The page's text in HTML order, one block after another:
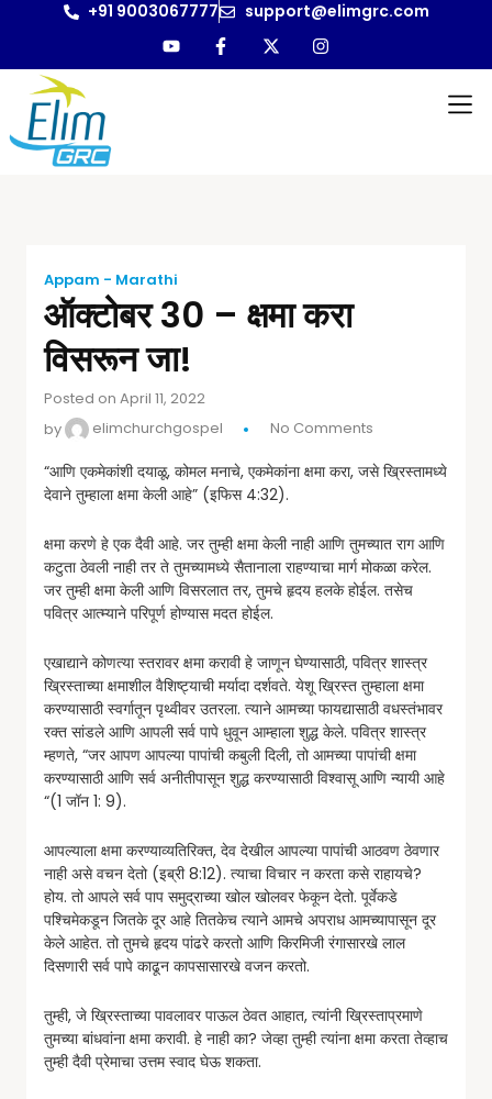
+91 9003067777 support@elimgrc.com
Appam - Marathi
ऑक्टोबर 30 – क्षमा करा
विसरून जा!
Posted on April 11, 2022
by
elimchurchgospel No Comments
“आणि एकमेकांशी दयाळू, कोमल मनाचे, एकमेकांना क्षमा करा, जसे ख्रिस्तामध्ये
देवाने तुम्हाला क्षमा केली आहे” (इफिस 4:32).
क्षमा करणे हे एक दैवी आहे. जर तुम्ही क्षमा केली नाही आणि तुमच्यात राग आणि
कटुता ठेवली नाही तर ते तुमच्यामध्ये सैतानाला राहण्याचा मार्ग मोकळा करेल.
जर तुम्ही क्षमा केली आणि विसरलात तर, तुमचे हृदय हलके होईल. तसेच
पवित्र आत्म्याने परिपूर्ण होण्यास मदत होईल.
एखाद्याने कोणत्या स्तरावर क्षमा करावी हे जाणून घेण्यासाठी, पवित्र शास्त्र
ख्रिस्ताच्या क्षमाशील वैशिष्ट्याची मर्यादा दर्शवते. येशू ख्रिस्त तुम्हाला क्षमा
करण्यासाठी स्वर्गातून पृथ्वीवर उतरला. त्याने आमच्या फायद्यासाठी वधस्तंभावर
रक्त सांडले आणि आपली सर्व पापे धुवून आम्हाला शुद्ध केले. पवित्र शास्त्र
म्हणते, “जर आपण आपल्या पापांची कबुली दिली, तो आमच्या पापांची क्षमा
करण्यासाठी आणि सर्व अनीतीपासून शुद्ध करण्यासाठी विश्वासू आणि न्यायी आहे
“(1 जॉन 1: 9).
आपल्याला क्षमा करण्याव्यतिरिक्त, देव देखील आपल्या पापांची आठवण ठेवणार
नाही असे वचन देतो (इब्री 8:12). त्याचा विचार न करता कसे राहायचे?
होय. तो आपले सर्व पाप समुद्राच्या खोल खोलवर फेकून देतो. पूर्वेकडे
पश्चिमेकडून जितके दूर आहे तितकेच त्याने आमचे अपराध आमच्यापासून दूर
केले आहेत. तो तुमचे हृदय पांढरे करतो आणि किरमिजी रंगासारखे लाल
दिसणारी सर्व पापे काढून कापसासारखे वजन करतो.
तुम्ही, जे ख्रिस्ताच्या पावलावर पाऊल ठेवत आहात, त्यांनी ख्रिस्ताप्रमाणे
तुमच्या बांधवांना क्षमा करावी. हे नाही का? जेव्हा तुम्ही त्यांना क्षमा करता तेव्हाच
तुम्ही दैवी प्रेमाचा उत्तम स्वाद घेऊ शकता.